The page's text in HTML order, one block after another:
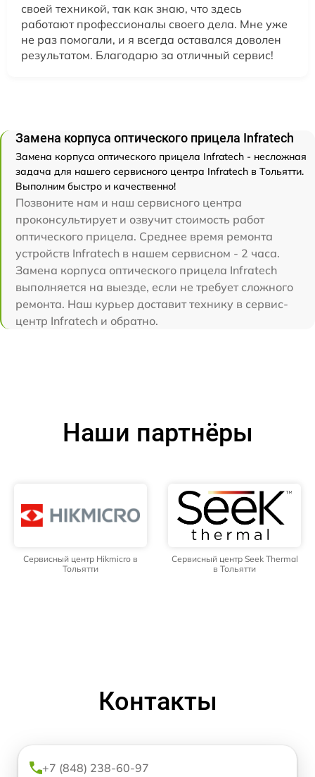
своей техникой, так как знаю, что здесь
работают профессионалы своего дела. Мне уже
не раз помогали, и я всегда оставался доволен
результатом. Благодарю за отличный сервис!
Замена корпуса оптического прицела Infratech
Замена корпуса оптического прицела Infratech - несложная
задача для нашего сервисного центра Infratech в Тольятти.
Выполним быстро и качественно!
Позвоните нам и наш сервисного центра
проконсультирует и озвучит стоимость работ
оптического прицела. Среднее время ремонта
устройств Infratech в нашем сервисном - 2 часа.
Замена корпуса оптического прицела Infratech
выполняется на выезде, если не требует сложного
ремонта. Наш курьер доставит технику в сервис-
центр Infratech и обратно.
Наши партнёры
Сервисный центр Hikmicro в
Тольятти
Сервисный центр Seek Thermal
в Тольятти
Контакты
+7 (848) 238-60-97